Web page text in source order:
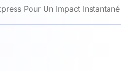
Pour Un Impact Instantané